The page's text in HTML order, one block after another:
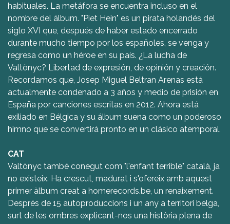
habituales. La metáfora se encuentra incluso en el
nombre del álbum. "Piet Hein" es un pirata holandés del
siglo XVI que, después de haber estado encerrado
durante mucho tiempo por los españoles, se venga y
regresa como un héroe en su país. ¿La lucha de
Valtònyc? Libertad de expresión, de opinión y creación.
Recordamos que, Josep Miguel Beltran Arenas está
actualmente condenado a 3 años y medio de prisión en
España por canciones escritas en 2012. Ahora está
exiliado en Bélgica y su álbum suena como un poderoso
himno que se convertirá pronto en un clásico atemporal.
CAT
Valtònyc també conegut com "l'enfant terrible" català, ja
no existeix. Ha crescut, madurat i s'ofereix amb aquest
primer àlbum creat a homerecords.be, un renaixement.
Després de 15 autoproduccions i un any a territori belga,
surt de les ombres explicant-nos una història plena de